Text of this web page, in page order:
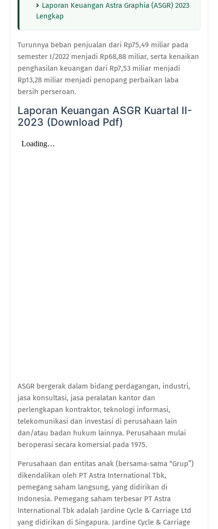
Laporan Keuangan Astra Graphia (ASGR) 2023
Lengkap
Turunnya beban penjualan dari Rp75,49 miliar pada
semester I/2022 menjadi Rp68,88 miliar, serta kenaikan
penghasilan keuangan dari Rp7,53 miliar menjadi
Rp13,28 miliar menjadi penopang perbaikan laba
bersih perseroan.
Laporan Keuangan ASGR Kuartal II-
2023 (Download Pdf)
ASGR bergerak dalam bidang perdagangan, industri,
jasa konsultasi, jasa peralatan kantor dan
perlengkapan kontraktor, teknologi informasi,
telekomunikasi dan investasi di perusahaan lain
dan/atau badan hukum lainnya. Perusahaan mulai
beroperasi secara komersial pada 1975.
Perusahaan dan entitas anak (bersama-sama “Grup”)
dikendalikan oleh PT Astra International Tbk,
pemegang saham langsung, yang didirikan di
Indonesia. Pemegang saham terbesar PT Astra
International Tbk adalah Jardine Cycle & Carriage Ltd
yang didirikan di Singapura. Jardine Cycle & Carriage